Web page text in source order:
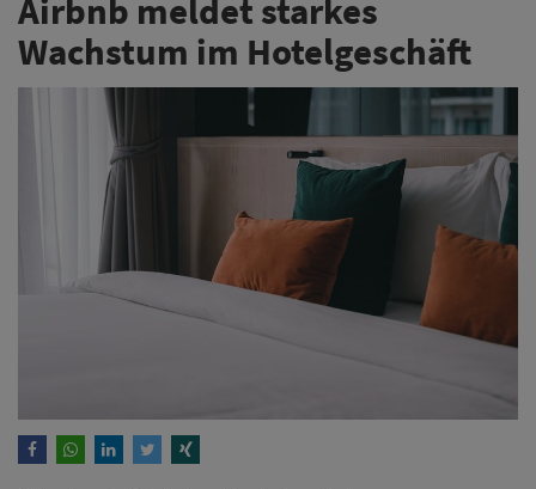
Airbnb meldet starkes
Wachstum im Hotelgeschäft